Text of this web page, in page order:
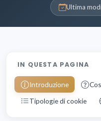
Ultima
IN QUESTA PAGINA
Introduzione
Tipologie di cookie